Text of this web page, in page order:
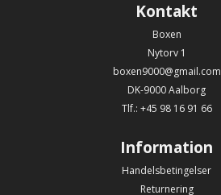
Kontakt
Boxen
Nytorv 1
boxen9000@gmail.com
DK-9000 Aalborg
Tlf.: +45 98 16 91 66
Information
Handelsbetingelser
Returnering